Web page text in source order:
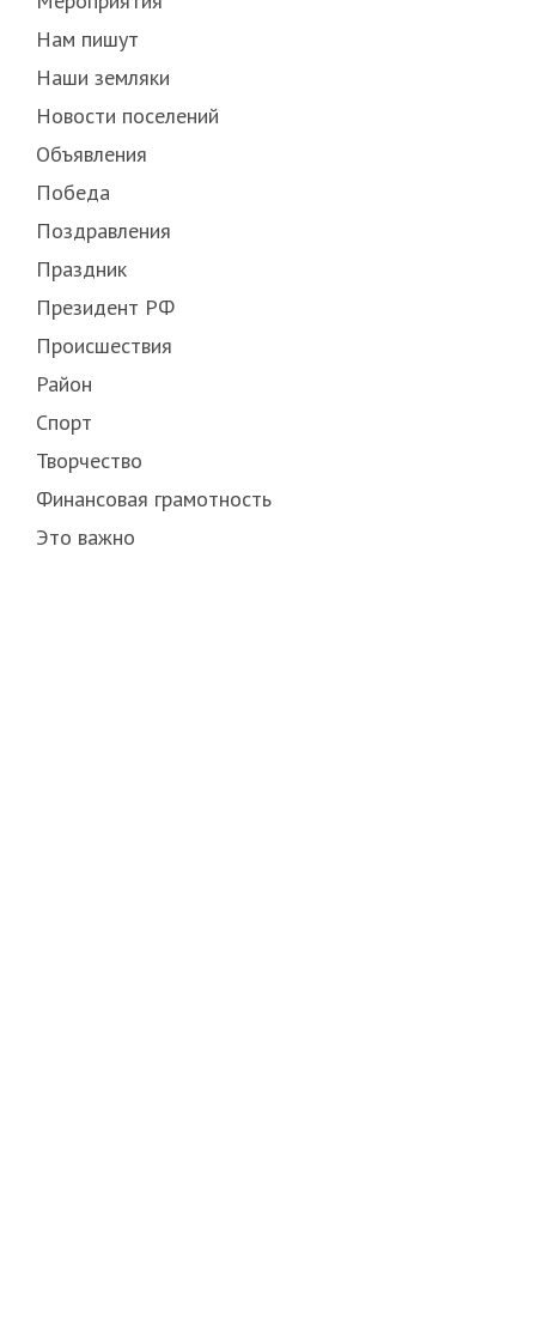
Нам пишут
Наши земляки
Новости поселений
Объявления
Победа
Поздравления
Праздник
Президент РФ
Происшествия
Район
Спорт
Творчество
Финансовая грамотность
Это важно